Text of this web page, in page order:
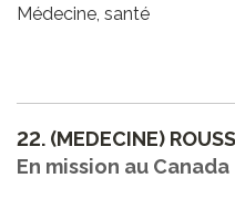
Médecine, santé
22. (MEDECINE)
En mission au Canada